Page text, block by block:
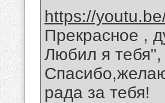
https://
Прекрасное ,
Любил я
рада за тебя!